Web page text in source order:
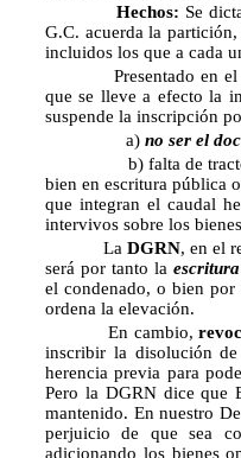
Hechos: Se
G.C. acuerda la
incluidos los que a cada
Presentado en el
que se lleve a efecto la
suspende la inscripción
a) no ser el
b) falta de tracto
bien en escritura pública
que integran el caudal
intervivos sobre los
La DGRN, en el
será por tanto la
el condenado, o bien
ordena la elevación.
En cambio,
inscribir la disolución
herencia previa para
Pero la DGRN dice que
mantenido. En nuestro
perjuicio de que sea
adicionando los bienes